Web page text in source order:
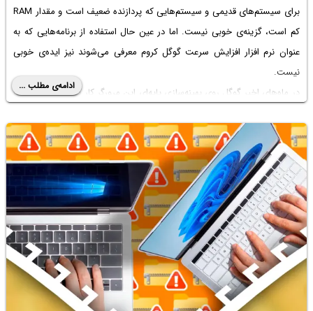
برای سیستم‌های قدیمی و سیستم‌هایی که پردازنده ضعیف است و مقدار RAM
کم است، گزینه‌ی خوبی نیست. اما در عین حال استفاده از برنامه‌هایی که به
عنوان نرم افزار افزایش سرعت گوگل کروم معرفی می‌شوند نیز ایده‌ی خوبی
نیست.
در ماه‌های اخیر گوگل روی بهینه‌سازی پایه‌ای این مرورگر کار کرده و نتایج تست
است. در ادامه به جزئیات بیشتر این خبر می‌پردازیم.
ادامه‌ی مطلب ...